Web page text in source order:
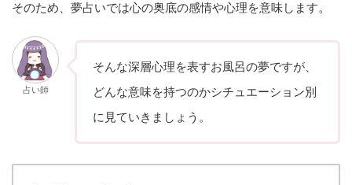
そのため、夢占いでは心の奥底の感情や心理を意味します。
占い師
そんな深層心理を表すお風呂の夢ですが、
どんな意味を持つのかシチュエーション別
に見ていきましょう。